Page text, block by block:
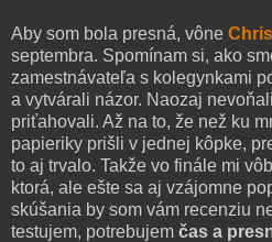
Aby som bola presná, vône
septembra. Spomínam si, ako
zamestnávateľa s kolegynkami
a vytvárali názor. Naozaj
priťahovali. Až na to, že než ku
papieriky prišli v jednej kôpke,
to aj trvalo. Takže vo finále mi
ktorá, ale ešte sa aj vzájomne
skúšania by som vám recenziu
testujem, potrebujem čas a